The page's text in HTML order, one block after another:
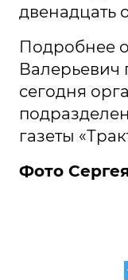
двенадцать
Подробнее
Валерьевич
сегодня
газеты
Фото